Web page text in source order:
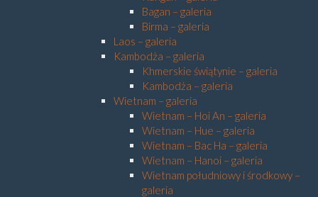
Bagan – galeria
Birma – galeria
Laos – galeria
Kambodża – galeria
Khmerskie świątynie – galeria
Kambodża – galeria
Wietnam – galeria
Wietnam – Hoi An – galeria
Wietnam – Hue – galeria
Wietnam – Bac Ha – galeria
Wietnam – Hanoi – galeria
Wietnam południowy i środkowy –
galeria